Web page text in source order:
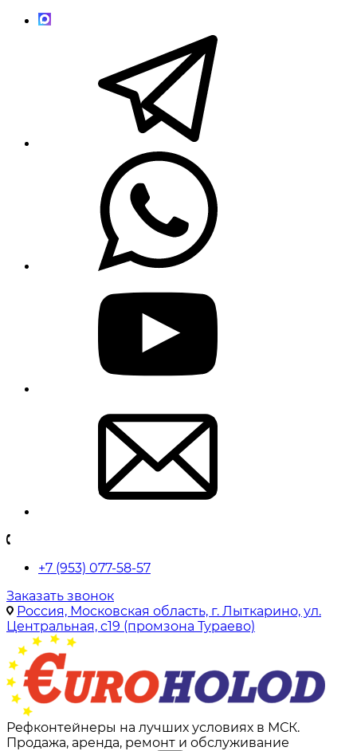
+7 (953) 077-58-57
Заказать звонок
Россия, Московская область, г. Лыткарино, ул.
Центральная, с19 (промзона Тураево)
Рефконтейнеры на лучших условиях в МСК.
Продажа, аренда, ремонт и обслуживание